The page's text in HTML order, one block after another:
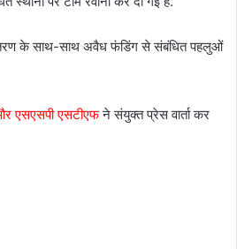
के साथ-साथ अवैध फंडिंग से संबंधित पहलुओं
एसएसपी एसटीएफने संयुक्त प्रेस वार्ता कर